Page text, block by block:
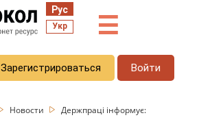
Рус
Укр ☰
Зарегистрироваться Войти
Новости
Держпраці інформує: